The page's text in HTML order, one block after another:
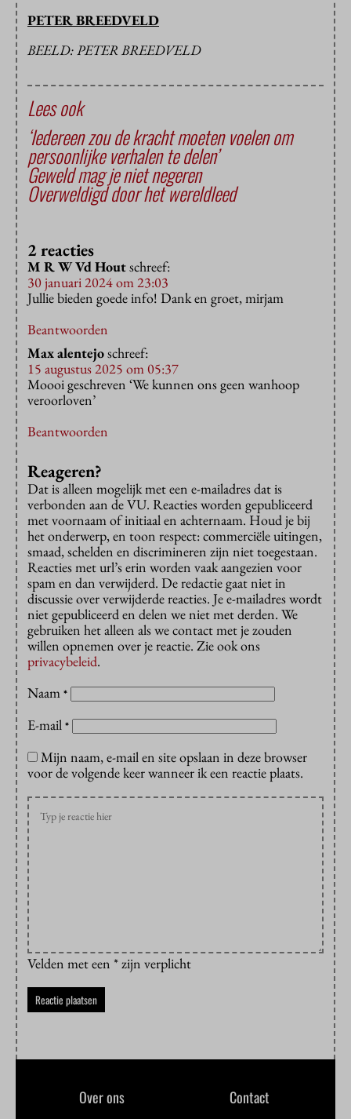
PETER BREEDVELD
BEELD: PETER BREEDVELD
Lees ook
‘Iedereen zou de kracht moeten voelen om
persoonlijke verhalen te delen’
Geweld mag je niet negeren
Overweldigd door het wereldleed
2 reacties
M R W Vd Houtschreef:
30 januari 2024 om 23:03
Jullie bieden goede info! Dank en groet, mirjam
Beantwoorden
Max alentejoschreef:
15 augustus 2025 om 05:37
Moooi geschreven ‘We kunnen ons geen wanhoop
veroorloven’
Beantwoorden
Reageren?
Dat is alleen mogelijk met een e-mailadres dat is
verbonden aan de VU. Reacties worden gepubliceerd
met voornaam of initiaal en achternaam. Houd je bij
het onderwerp, en toon respect: commerciële uitingen,
smaad, schelden en discrimineren zijn niet toegestaan.
Reacties met url’s erin worden vaak aangezien voor
spam en dan verwijderd. De redactie gaat niet in
discussie over verwijderde reacties. Je e-mailadres wordt
niet gepubliceerd en delen we niet met derden. We
gebruiken het alleen als we contact met je zouden
willen opnemen over je reactie. Zie ook ons
privacybeleid.
Naam *
E-mail *
Mijn naam, e-mail en site opslaan in deze browser
voor de volgende keer wanneer ik een reactie plaats.
Velden met een * zijn verplicht
Over ons Contact